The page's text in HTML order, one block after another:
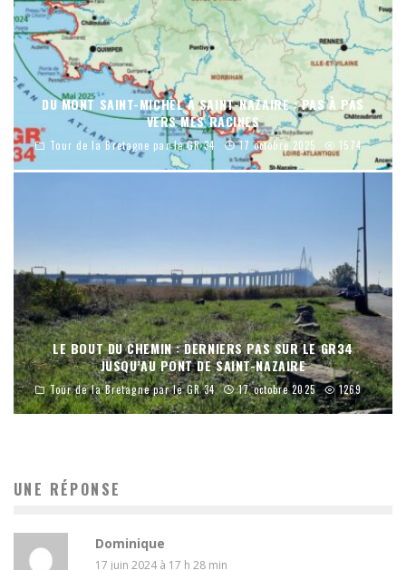
DU MONT SAINT-MICHEL À SAINT-NAZAIRE : PAS À PAS
VERS MES RACINES
Tour de la Bretagne par le GR 34 17 octobre 2025 1574
LE BOUT DU CHEMIN : DERNIERS PAS SUR LE GR34
JUSQU’AU PONT DE SAINT-NAZAIRE
Tour de la Bretagne par le GR 34 17 octobre 2025 1269
UNE RÉPONSE
Dominique
17 juin 2024 à 17 h 28 min